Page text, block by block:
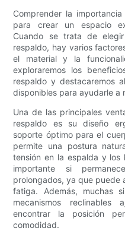
Comprender la
para crear un espacio
Cuando se trata de
respaldo, hay varios
el material y la
exploraremos los
respaldo y destacaremos
disponibles para ayudarle a
Una de las principales
respaldo es su diseño
soporte óptimo para el
permite una postura
tensión en la espalda y los
importante si
prolongados, ya que puede
fatiga. Además, muchas
mecanismos
encontrar la posición
comodidad.